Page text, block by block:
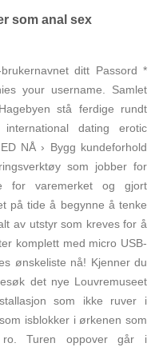
som anal sex
ditt Passord *
your username. Samlet
stå ferdige rundt
dating erotic
NÅ › Bygg kundeforhold
som jobber for
for varemerket og gjort
på tide å begynne å tenke
av utstyr som kreves for å
komplett med micro USB-
ønskeliste nå! Kjenner du
det nye Louvremuseet
som ikke ruver i
isblokker i ørkenen som
Turen oppover går i